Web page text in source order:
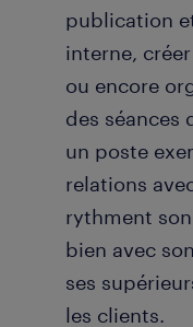
publication
interne,
ou encore
des séances
un poste
relations
rythment
bien avec
ses
les clients.